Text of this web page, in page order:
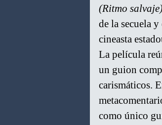
(Ritmo
de la secuela y
cineasta
La película
un guion
carismáticos.
como único